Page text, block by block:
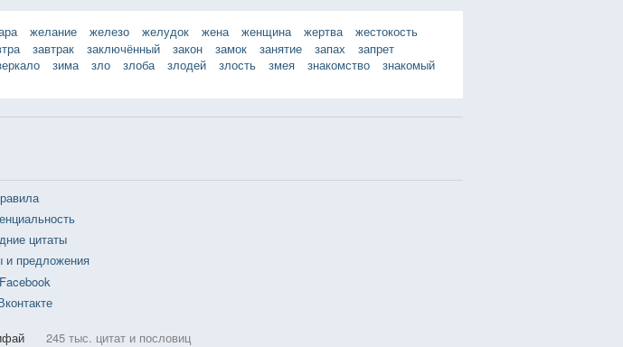
желание железо желудок жена женщина жертва
жестокость
завтрак заключённый закон замок занятие запах
запрет
зима зло злоба злодей злость змея знакомство
знакомый
цитаты
и предложения
Facebook
245 тыс. цитат и пословиц